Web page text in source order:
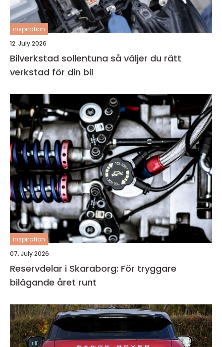
inspiration
12. July 2026
Bilverkstad sollentuna så väljer du rätt
verkstad för din bil
inspiration
07. July 2026
Reservdelar i Skaraborg: För tryggare
bilägande året runt